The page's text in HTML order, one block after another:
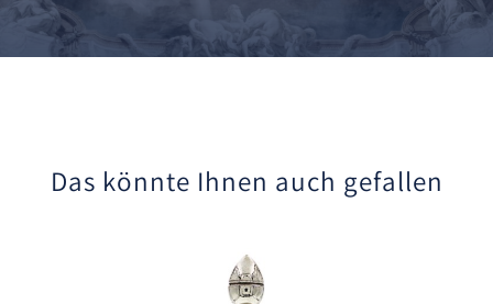
Das könnte Ihnen auch gefallen